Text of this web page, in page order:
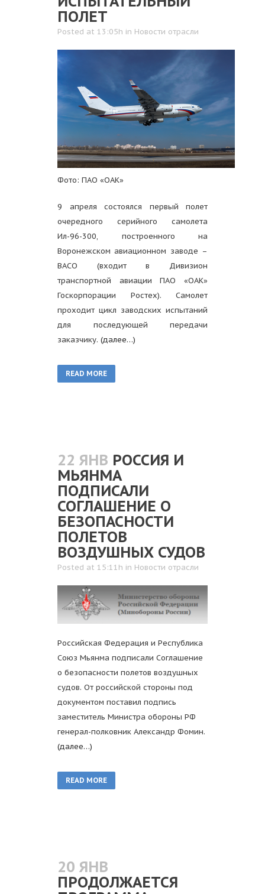
ПОЛЕТ
Posted at 13:05h in Новости отрасли
Фото: ПАО «ОАК»
9 апреля состоялся первый полет
очередного серийного самолета
Ил-96-300, построенного на
Воронежском авиационном заводе –
ВАСО (входит в Дивизион
транспортной авиации ПАО «ОАК»
Госкорпорации Ростех). Самолет
проходит цикл заводских испытаний
для последующей передачи
заказчику. (далее…)
READ MORE
22 ЯНВ РОССИЯ И
МЬЯНМА
ПОДПИСАЛИ
СОГЛАШЕНИЕ О
БЕЗОПАСНОСТИ
ПОЛЕТОВ
ВОЗДУШНЫХ СУДОВ
Posted at 15:11h in Новости отрасли
Российская Федерация и Республика
Союз Мьянма подписали Соглашение
о безопасности полетов воздушных
судов. От российской стороны под
документом поставил подпись
заместитель Министра обороны РФ
генерал-полковник Александр Фомин.
(далее…)
READ MORE
20 ЯНВ
ПРОДОЛЖАЕТСЯ